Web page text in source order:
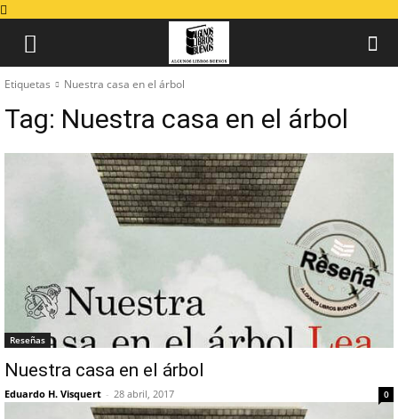
Etiquetas Nuestra casa en el árbol
Tag: Nuestra casa en el árbol
Reseñas
Nuestra casa en el árbol
Eduardo H. Visquert - 28 abril, 2017 0